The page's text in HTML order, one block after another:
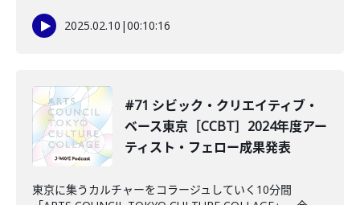
2025.02.10 |00:10:16
#71 シビック・クリエイティブ・
ベース東京［CCBT］2024年度アー
ティスト・フェロー成果発表
東京に集うカルチャーをコラージュしていく10分間